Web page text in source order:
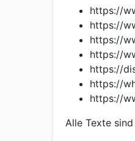
https://
https://
https://
https://
https://
https://
https://
Alle Texte